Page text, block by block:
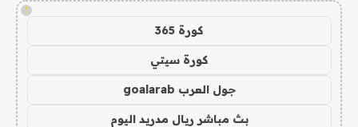
!
كورة 365
كورة سيتي
جول العرب goalarab
بث مباشر ريال مدريد اليوم